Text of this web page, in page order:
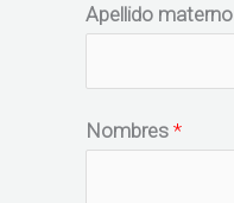
Apellido materno
Nombres *